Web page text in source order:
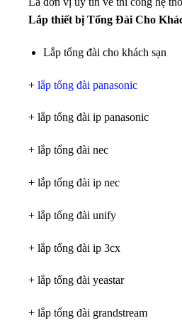
Lắp thiết bị Tổng Đài Cho
Lắp tổng đài cho khách sạn
+ lắp tổng đài panasonic
+ lắp tổng đài ip panasonic
+ lắp tổng đài nec
+ lắp tổng đài ip nec
+ lắp tổng đài unify
+ lắp tổng đài ip 3cx
+ lắp tổng đài yeastar
+ lắp tổng đài grandstream